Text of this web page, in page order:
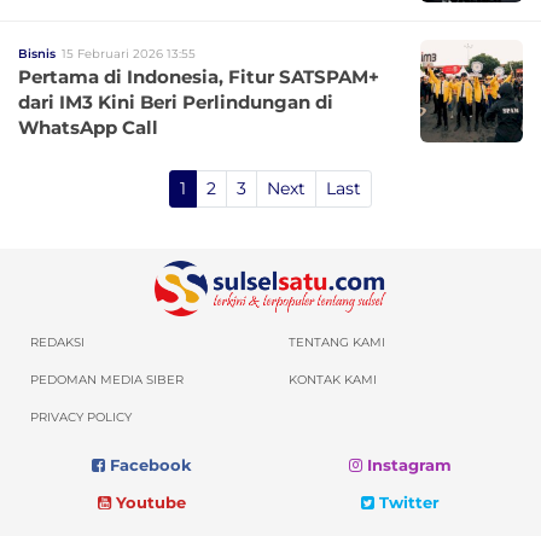
Bisnis 15 Februari 2026 13:55
Pertama di Indonesia, Fitur SATSPAM+
dari IM3 Kini Beri Perlindungan di
WhatsApp Call
1 2 3 Next Last
REDAKSI TENTANG KAMI
PEDOMAN MEDIA SIBER KONTAK KAMI
PRIVACY POLICY
Facebook
Instagram
Youtube
Twitter